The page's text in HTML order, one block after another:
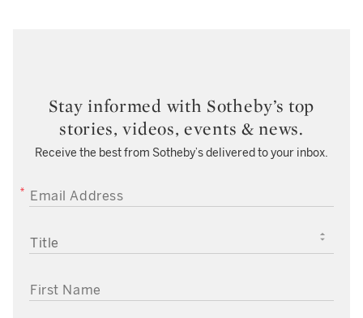
Stay informed with Sotheby’s top
stories, videos, events & news.
Receive the best from Sotheby’s delivered to your inbox.
EMAIL ADDRESS
TITLE
FIRST NAME